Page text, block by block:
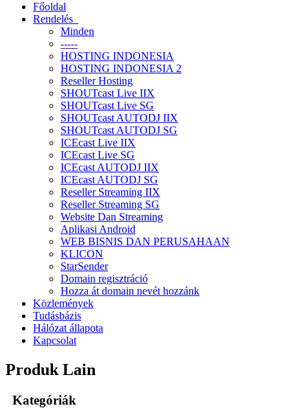
Főoldal
Rendelés
Minden
-----
HOSTING INDONESIA
HOSTING INDONESIA 2
Reseller Hosting
SHOUTcast Live IIX
SHOUTcast Live SG
SHOUTcast AUTODJ IIX
SHOUTcast AUTODJ SG
ICEcast Live IIX
ICEcast Live SG
ICEcast AUTODJ IIX
ICEcast AUTODJ SG
Reseller Streaming IIX
Reseller Streaming SG
Website Dan Streaming
Aplikasi Android
WEB BISNIS DAN PERUSAHAAN
KLICON
StarSender
Domain regisztráció
Hozza át domain nevét hozzánk
Közlemények
Tudásbázis
Hálózat állapota
Kapcsolat
Produk Lain
Kategóriák